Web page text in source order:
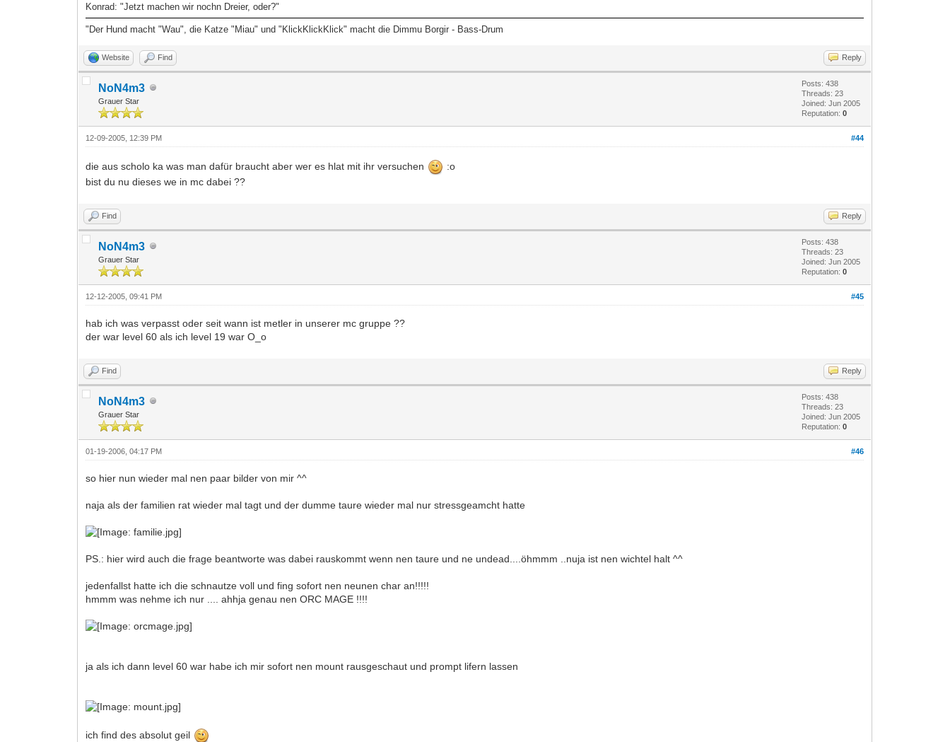
Konrad: "Jetzt machen wir nochn Dreier, oder?"
"Der Hund macht "Wau", die Katze "Miau" und "KlickKlickKlick" macht die Dimmu Borgir - Bass-Drum
Website Find Reply
NoN4m3
Grauer Star
Posts: 438
Threads: 23
Joined: Jun 2005
Reputation:0
#44
12-09-2005, 12:39 PM
die aus scholo ka was man dafür braucht aber wer es hlat mit ihr versuchen
:o
bist du nu dieses we in mc dabei ??
Find Reply
NoN4m3
Grauer Star
Posts: 438
Threads: 23
Joined: Jun 2005
Reputation:0
#45
12-12-2005, 09:41 PM
hab ich was verpasst oder seit wann ist metler in unserer mc gruppe ??
der war level 60 als ich level 19 war O_o
Find Reply
NoN4m3
Grauer Star
Posts: 438
Threads: 23
Joined: Jun 2005
Reputation:0
#46
01-19-2006, 04:17 PM
so hier nun wieder mal nen paar bilder von mir ^^
naja als der familien rat wieder mal tagt und der dumme taure wieder mal nur stressgeamcht hatte
PS.: hier wird auch die frage beantworte was dabei rauskommt wenn nen taure und ne undead....öhmmm ..nuja ist nen wichtel halt ^^
jedenfallst hatte ich die schnautze voll und fing sofort nen neunen char an!!!!!
hmmm was nehme ich nur .... ahhja genau nen ORC MAGE !!!!
ja als ich dann level 60 war habe ich mir sofort nen mount rausgeschaut und prompt lifern lassen
ich find des absolut geil